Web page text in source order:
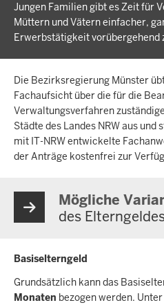
Jungen Familien gibt es Zeit für
Müttern und Vätern einfacher,
Erwerbstätigkeit vorübergehend
Die Bezirksregierung Münster
Fachaufsicht über die für die
Verwaltungsverfahren
Städte des Landes NRW aus
mit IT-NRW entwickelte
der Anträge kostenfrei zur
Mögliche
des
Basiselterngeld
Grundsätzlich kann das
Monaten bezogen werden.